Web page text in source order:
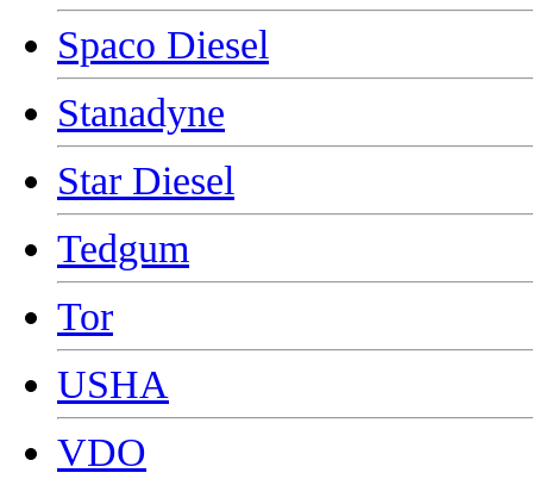
Spaco Diesel
Stanadyne
Star Diesel
Tedgum
Tor
USHA
VDO